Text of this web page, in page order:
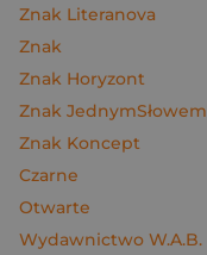
Znak Literanova
Znak
Znak Horyzont
Znak JednymSłowem
Znak Koncept
Czarne
Otwarte
Wydawnictwo W.A.B.